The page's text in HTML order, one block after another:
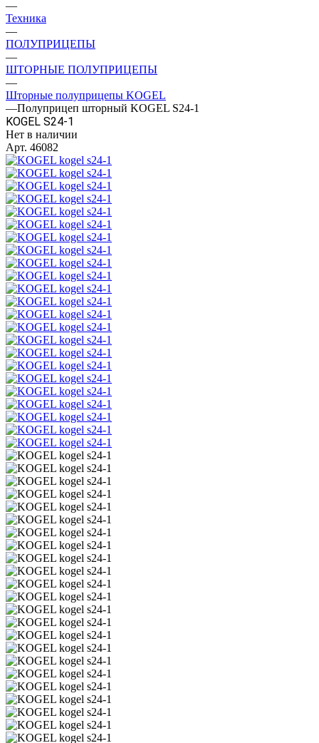
—
Техника
—
ПОЛУПРИЦЕПЫ
—
ШТОРНЫЕ ПОЛУПРИЦЕПЫ
—
Шторные полуприцепы KOGEL
—Полуприцеп шторный KOGEL S24-1
KOGEL S24-1
Нет в наличии
Арт. 46082